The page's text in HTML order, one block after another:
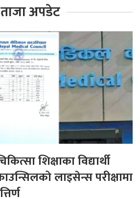
ताजा अपडेट
शिक्षाका विद्यार्थी
लाइसेन्स परीक्षामा